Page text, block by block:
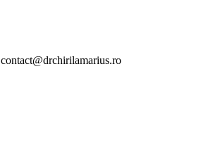
contact@drchirilamarius.ro